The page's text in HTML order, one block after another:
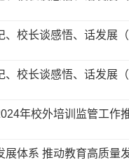
、校长谈感悟、话发展（
、校长谈感悟、话发展（
年校外培训监管工作
展体系 推动教育高质量